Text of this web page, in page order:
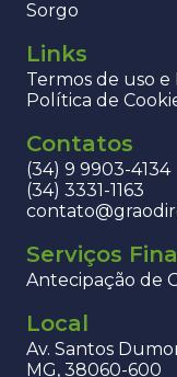
Sorgo
Links
Termos de uso
Política de
Contatos
(34) 9 9903-4134
(34) 3331-1163
Serviços
Antecipação de
Local
Av. Santos
MG, 38060-600